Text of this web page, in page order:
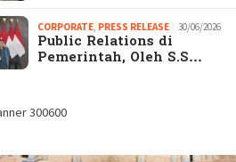
CORPORATE PRESS RELEASE 30/06/2026
Public Relations di
Pemerintah, Oleh S.S…